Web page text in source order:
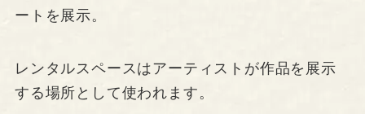
ートを展示。
レンタルスペースはアーティストが作品を展示
する場所として使われます。